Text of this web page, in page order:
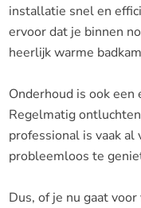
installatie snel en
ervoor dat je binnen
heerlijk warme
Onderhoud is ook
Regelmatig
professional is vaak
probleemloos te
Dus, of je nu gaat